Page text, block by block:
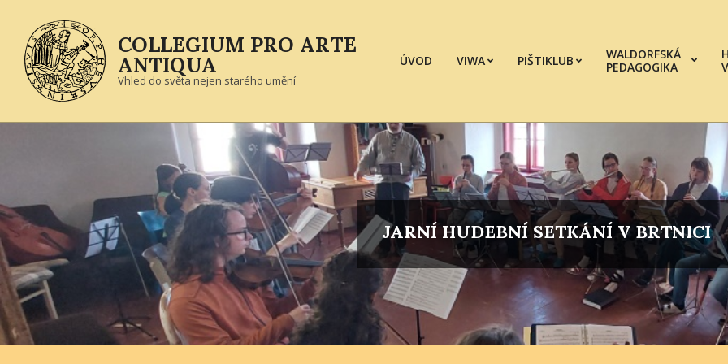
content
COLLEGIUM PRO ARTE
ANTIQUA
Vhled do světa nejen starého umění
ÚVOD VIWA PIŠTIKLUB
WALDORFSKÁ
PEDAGOGIKA
JARNÍ HUDEBNÍ SETKÁNÍ V BRTNICI